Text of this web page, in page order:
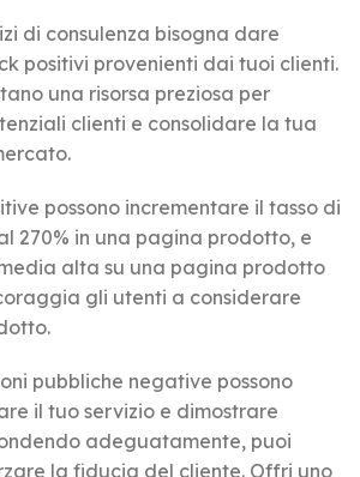
di consulenza bisogna dare
positivi provenienti dai tuoi clienti.
una risorsa preziosa per
clienti e consolidare la tua
possono incrementare il tasso di
270% in una pagina prodotto, e
alta su una pagina prodotto
gli utenti a considerare
pubbliche negative possono
il tuo servizio e dimostrare
adeguatamente, puoi
la fiducia del cliente. Offri uno